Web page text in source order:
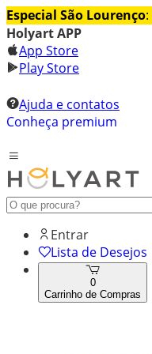
Especial São Lourenço:
Holyart APP
App Store
Play Store
Ajuda e contatos
Conheça premium
Entrar
Lista de Desejos
0
Carrinho de Compras